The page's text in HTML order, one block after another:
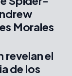
Morales
revelan el
de los